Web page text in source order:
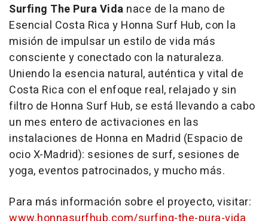
Surfing The Pura Vida nace de la mano de
Esencial Costa Rica y Honna Surf Hub, con la
misión de impulsar un estilo de vida más
consciente y conectado con la naturaleza.
Uniendo la esencia natural, auténtica y vital de
Costa Rica con el enfoque real, relajado y sin
filtro de Honna Surf Hub, se está llevando a cabo
un mes entero de activaciones en las
instalaciones de Honna en Madrid (Espacio de
ocio X-Madrid): sesiones de surf, sesiones de
yoga, eventos patrocinados, y mucho más.
Para más información sobre el proyecto, visitar: